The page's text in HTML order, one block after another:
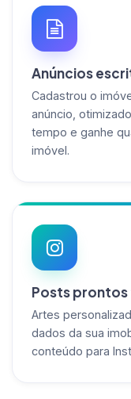
Anúncios
Cadastrou o
anúncio,
tempo e ganhe
imóvel.
Posts
Artes
dados da sua
conteúdo para